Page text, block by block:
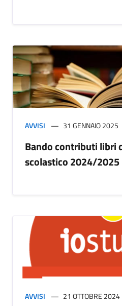
AVVISI 31 GENNAIO 2025
Bando contributi libri
scolastico 2024/2025
AVVISI 21 OTTOBRE 2024